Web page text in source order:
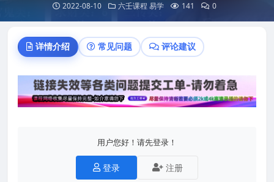
2022-08-10 六壬课程 易学 141 0
详情介绍 常见问题 评论建议
用户您好！请先登录！
登录 注册